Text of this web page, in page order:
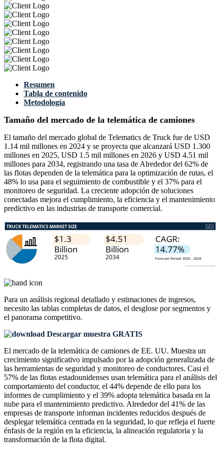
Resumen
Tabla de contenido
Metodología
Tamaño del mercado de la telemática de camiones
El tamaño del mercado global de Telematics de Truck fue de USD
1.14 mil millones en 2024 y se proyecta que alcanzará USD 1.300
millones en 2025, USD 1.5 mil millones en 2026 y USD 4.51 mil
millones para 2034, registrando una tasa de Alrededor del 62% de
las flotas dependen de la telemática para la optimización de rutas, el
48% lo usa para el seguimiento de combustible y el 37% para el
monitoreo de seguridad. La creciente adopción de soluciones
conectadas mejora el cumplimiento, la eficiencia y el mantenimiento
predictivo en las industrias de transporte comercial.
Para un análisis regional detallado y estimaciones de ingresos,
necesito las tablas completas de datos, el desglose por segmentos y
el panorama competitivo.
Descargar muestra GRATIS
El mercado de la telemática de camiones de EE. UU. Muestra un
crecimiento significativo impulsado por la adopción generalizada de
las herramientas de seguridad y monitoreo de conductores. Casi el
57% de las flotas estadounidenses usan telemática para el análisis del
comportamiento del conductor, el 44% depende de ello para los
informes de cumplimiento y el 39% adopta telemática basada en la
nube para el mantenimiento predictivo. Alrededor del 41% de las
empresas de transporte informan incidentes reducidos después de
desplegar telemática centrada en la seguridad, lo que refleja el fuerte
énfasis de la región en la eficiencia, la alineación regulatoria y la
transformación de la flota digital.